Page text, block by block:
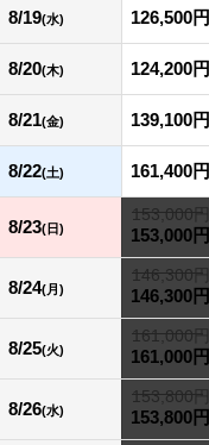
8/19(水) 126,500円
8/20(木) 124,200円
8/21(金) 139,100円
8/22(土) 161,400円
8/23(日)
153,000円
153,000円
8/24(月)
146,300円
146,300円
8/25(火)
161,000円
161,000円
8/26(水)
153,800円
153,800円